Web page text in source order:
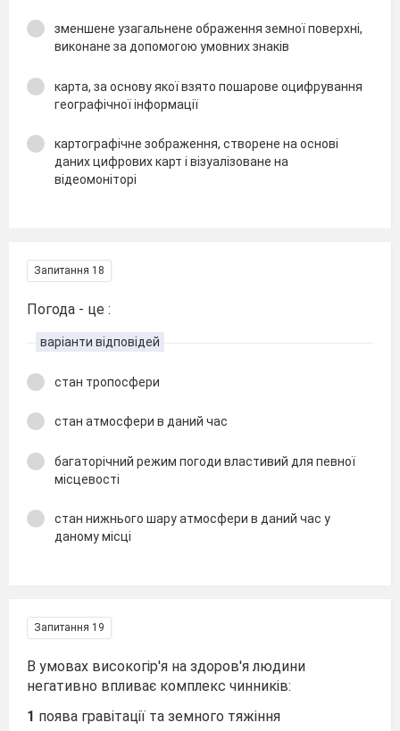
зменшене узагальнене ображення земної поверхні,
виконане за допомогою умовних знаків
карта, за основу якої взято пошарове оцифрування
географічної інформації
картографічне зображення, створене на основі
даних цифрових карт і візуалізоване на
відеомоніторі
Запитання 18
Погода - це :
варіанти відповідей
стан тропосфери
стан атмосфери в даний час
багаторічний режим погоди властивий для певної
місцевості
стан нижнього шару атмосфери в даний час у
даному місці
Запитання 19
В умовах високогір'я на здоров'я людини
негативно впливає комплекс чинників:
1 поява гравітації та земного тяжіння